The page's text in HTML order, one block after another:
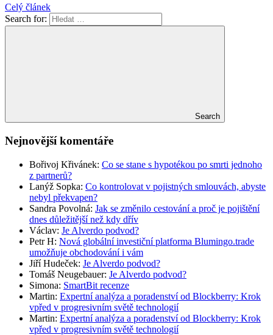
Celý článek
Search for:
Search
Nejnovější komentáře
Bořivoj Křivánek: Co se stane s hypotékou po smrti jednoho
z partnerů?
Lanýž Sopka: Co kontrolovat v pojistných smlouvách, abyste
nebyl překvapen?
Sandra Povolná: Jak se změnilo cestování a proč je pojištění
dnes důležitější než kdy dřív
Václav: Je Alverdo podvod?
Petr H: Nová globální investiční platforma Blumingo.trade
umožňuje obchodování i vám
Jiří Hudeček: Je Alverdo podvod?
Tomáš Neugebauer: Je Alverdo podvod?
Simona: SmartBit recenze
Martin: Expertní analýza a poradenství od Blockberry: Krok
vpřed v progresivním světě technologií
Martin: Expertní analýza a poradenství od Blockberry: Krok
vpřed v progresivním světě technologií